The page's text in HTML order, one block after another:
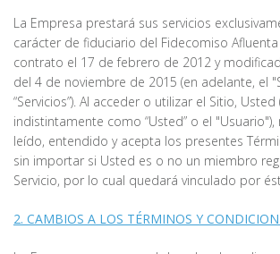
La Empresa prestará sus servicios
carácter de fiduciario del Fidecomiso
contrato el 17 de febrero de 2012 y
del 4 de noviembre de 2015 (en adelante, el
“Servicios”). Al acceder o utilizar el Sitio,
indistintamente como “Usted” o el
leído, entendido y acepta los presentes
sin importar si Usted es o no un miembro
Servicio, por lo cual quedará vinculado por
2. CAMBIOS A LOS TÉRMINOS Y